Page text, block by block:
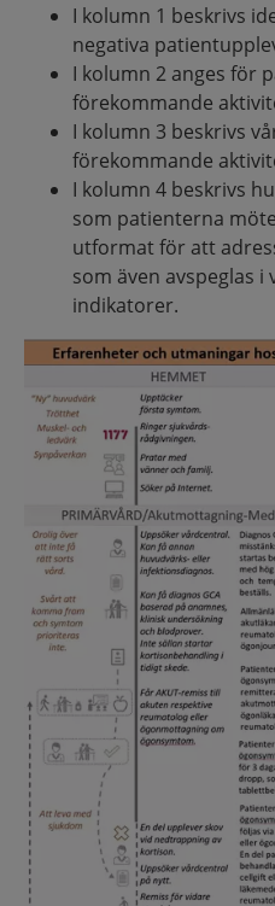
I kolumn 1 beskrivs
negativa
I kolumn 2 anges för
förekommande
I kolumn 3 beskrivs
förekommande
I kolumn 4 beskrivs
som patienterna
utformat för att
som även avspeglas
indikatorer.